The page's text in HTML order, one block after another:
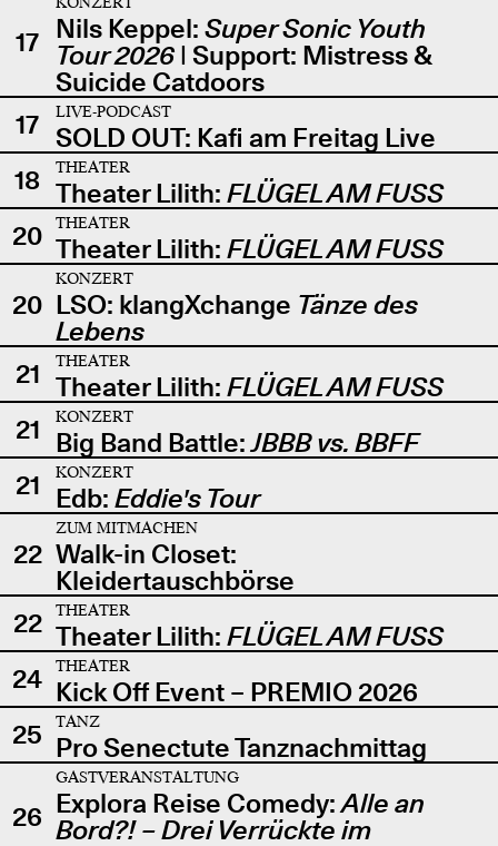
17 Nils Keppel: Super Sonic Youth
Tour 2026| Support: Mistress &
Suicide Catdoors
17
LIVE-PODCAST
SOLD OUT: Kafi am Freitag Live
18
THEATER
Theater Lilith: FLÜGEL AM FUSS
20
THEATER
Theater Lilith: FLÜGEL AM FUSS
20
KONZERT
LSO: klangXchange Tänze des
Lebens
21
THEATER
Theater Lilith: FLÜGEL AM FUSS
21
KONZERT
Big Band Battle:JBBB vs. BBFF
21
KONZERT
Edb: Eddie's Tour
22
ZUM MITMACHEN
Walk-in Closet:
Kleidertauschbörse
22
THEATER
Theater Lilith: FLÜGEL AM FUSS
24
THEATER
Kick Off Event – PREMIO 2026
25
TANZ
Pro Senectute Tanznachmittag
26
GASTVERANSTALTUNG
Explora Reise Comedy:Alle an
Bord?! – Drei Verrückte im